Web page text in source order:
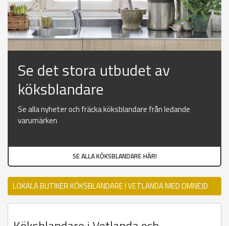
Se det stora utbudet av
köksblandare
Se alla nyheter och fräcka köksblandare från ledande
varumärken
SE ALLA KÖKSBLANDARE HÄR!
LOKALA BUTIKER KÖKSBLANDARE I VETLANDA MED OMNEJD